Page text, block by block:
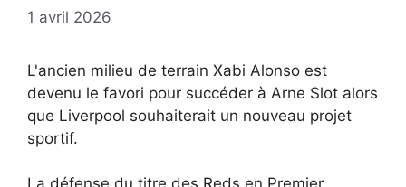
1 avril 2026
L'ancien milieu de terrain Xabi Alonso est
devenu le favori pour succéder à Arne Slot alors
que Liverpool souhaiterait un nouveau projet
sportif.